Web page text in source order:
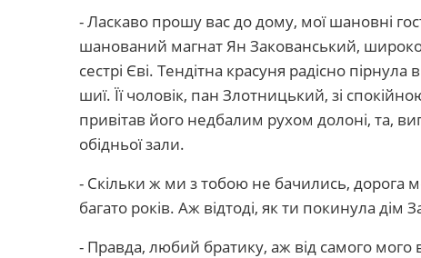
- Ласкаво прошу вас до дому, мої шановні
шанований магнат Ян Закованський,
сестрі Єві. Тендітна красуня радісно
шиї. Її чоловік, пан Злотницький, зі
привітав його недбалим рухом долоні, та,
обідньої зали.
- Скільки ж ми з тобою не бачились, дорога
багато років. Аж відтоді, як ти покинула дім
- Правда, любий братику, аж від самого мого